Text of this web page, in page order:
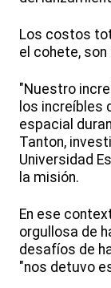
Los costos
el cohete,
"Nuestro
los increíbles
espacial
Tanton,
Universidad
la misión.
En ese
orgullosa de
desafíos de
"nos detuvo